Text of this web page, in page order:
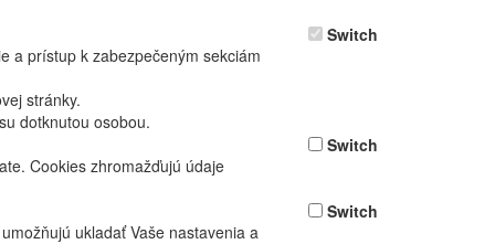
a prístup k zabezpečeným sekciám
stránky.
dotknutou osobou.
Switch
Cookies zhromažďujú údaje
Switch
ukladať Vaše nastavenia a
Switch